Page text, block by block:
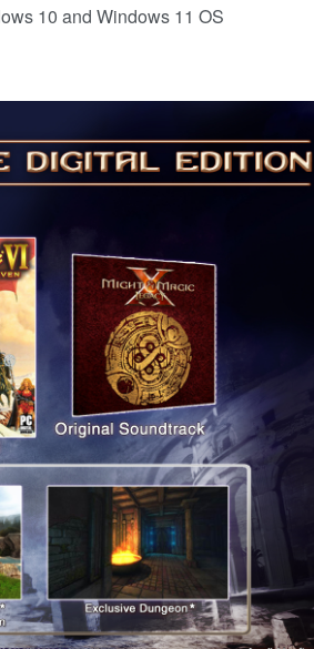
10 and Windows 11 OS